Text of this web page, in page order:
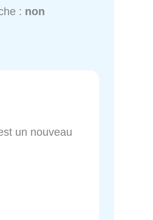
: non
un nouveau